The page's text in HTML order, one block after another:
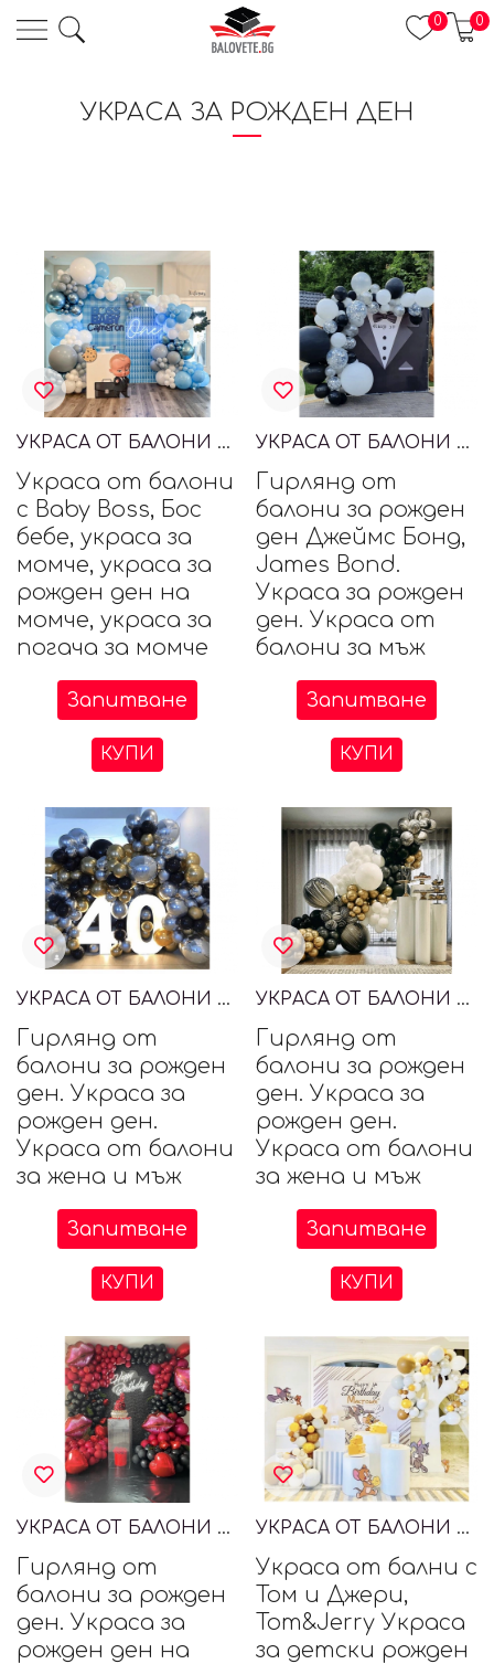
0 0
УКРАСА ЗА РОЖДЕН ДЕН
УКРАСА ОТ БАЛОНИ BABY BOSS, БОС БЕБЕ
Украса от балони
с Baby Boss, Бос
бебе, украса за
момче, украса за
рожден ден на
момче, украса за
погача за момче
Запитване
КУПИ
УКРАСА ОТ БАЛОНИ ЗА РОЖДЕН ДЕН ДЖЕЙМС БОНД, JAMES BOND
Гирлянд от
балони за рожден
ден Джеймс Бонд,
James Bond.
Украса за рожден
ден. Украса от
балони за мъж
Запитване
КУПИ
УКРАСА ОТ БАЛОНИ ЗА РОЖДЕН ДЕН
Гирлянд от
балони за рожден
ден. Украса за
рожден ден.
Украса от балони
за жена и мъж
Запитване
КУПИ
УКРАСА ОТ БАЛОНИ ЗА РОЖДЕН ДЕН
Гирлянд от
балони за рожден
ден. Украса за
рожден ден.
Украса от балони
за жена и мъж
Запитване
КУПИ
УКРАСА ОТ БАЛОНИ ЗА РОЖДЕН ДЕН НА ЖЕНА
Гирлянд от
балони за рожден
ден. Украса за
рожден ден на
УКРАСА ОТ БАЛОНИ С ТОМ И ДЖЕРИ, TOM&JERRY
Украса от бални с
Том и Джери,
Tom&Jerry Украса
за детски рожден